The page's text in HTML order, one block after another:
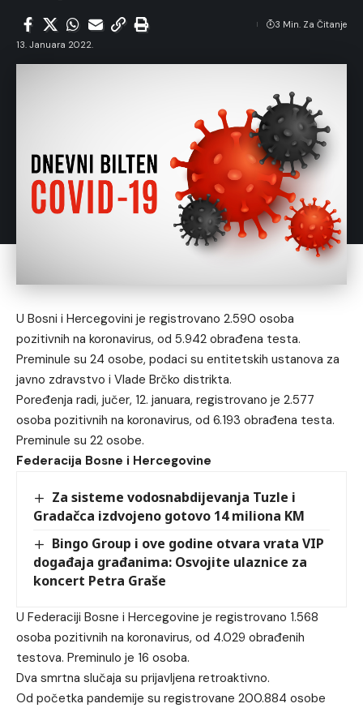
13. Januara 2022.
3 Min. Za Čitanje
U Bosni i Hercegovini je registrovano 2.590 osoba
pozitivnih na koronavirus, od 5.942 obrađena testa.
Preminule su 24 osobe, podaci su entitetskih ustanova za
javno zdravstvo i Vlade Brčko distrikta.
Poređenja radi, jučer, 12. januara, registrovano je 2.577
osoba pozitivnih na koronavirus, od 6.193 obrađena testa.
Preminule su 22 osobe.
Federacija Bosne i Hercegovine
Za sisteme vodosnabdijevanja Tuzle i
Gradačca izdvojeno gotovo 14 miliona KM
Bingo Group i ove godine otvara vrata VIP
događaja građanima: Osvojite ulaznice za
koncert Petra Graše
U Federaciji Bosne i Hercegovine je registrovano 1.568
osoba pozitivnih na koronavirus, od 4.029 obrađenih
testova. Preminulo je 16 osoba.
Dva smrtna slučaja su prijavljena retroaktivno.
Od početka pandemije su registrovane 200.884 osobe